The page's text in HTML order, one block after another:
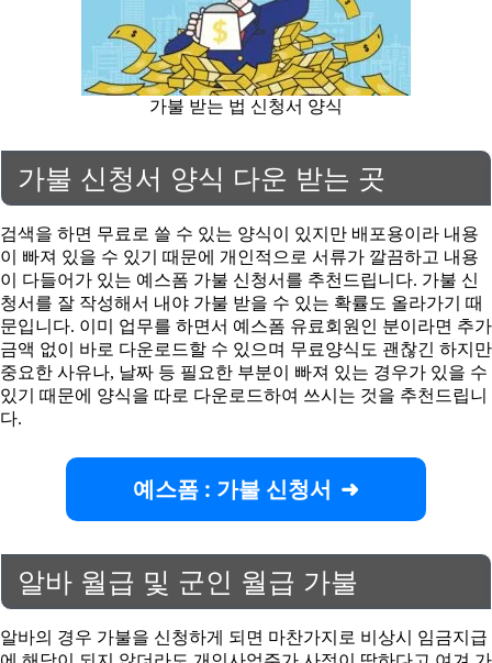
가불 받는 법 신청서 양식
가불 신청서 양식 다운 받는 곳
검색을 하면 무료로 쓸 수 있는 양식이 있지만 배포용이라 내용
이 빠져 있을 수 있기 때문에 개인적으로 서류가 깔끔하고 내용
이 다들어가 있는 예스폼 가불 신청서를 추천드립니다. 가불 신
청서를 잘 작성해서 내야 가불 받을 수 있는 확률도 올라가기 때
문입니다. 이미 업무를 하면서 예스폼 유료회원인 분이라면 추가
금액 없이 바로 다운로드할 수 있으며 무료양식도 괜찮긴 하지만
중요한 사유나, 날짜 등 필요한 부분이 빠져 있는 경우가 있을 수
있기 때문에 양식을 따로 다운로드하여 쓰시는 것을 추천드립니
다.
예스폼 : 가불 신청서
알바 월급 및 군인 월급 가불
알바의 경우 가불을 신청하게 되면 마찬가지로 비상시 임금지급